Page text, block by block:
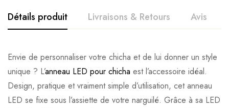
Détails produit Livraisons & Retours Avis
Envie de personnaliser votre chicha et de lui donner un style
unique ? L’anneau LED pour chicha est l’accessoire idéal.
Design, pratique et vraiment simple d’utilisation, cet anneau
LED se fixe sous l’assiette de votre narguilé. Grâce à sa LED
Avis clients
Based on 0 Reviews
Ajouter mon avis
Questions clients
0question sur ce produit